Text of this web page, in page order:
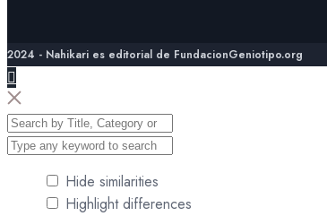
2024 - Nahikari es editorial de FundacionGeniotipo.org
Hide similarities
Highlight differences